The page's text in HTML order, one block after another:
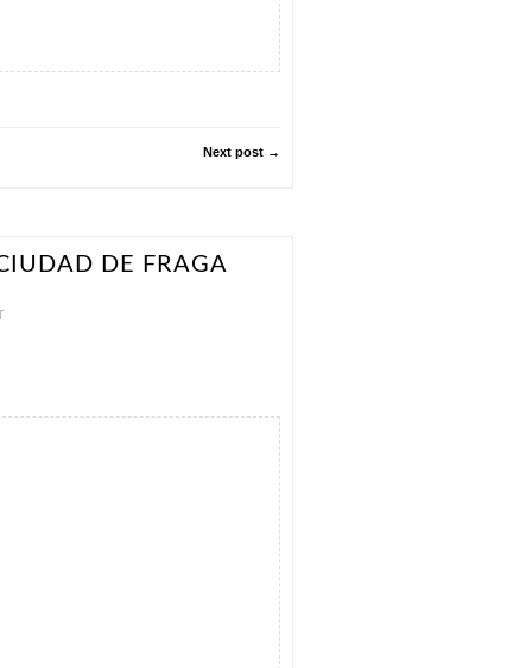
Next post →
DE FRAGA